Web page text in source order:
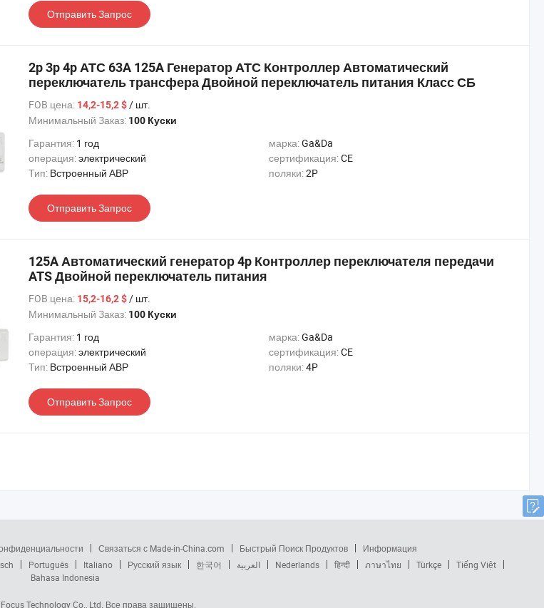
Отправить Запрос
2p 3p 4p АТС 63A 125A Генератор АТС Контроллер Автоматический
переключатель трансфера Двойной переключатель питания Класс СБ
FOB цена: 14,2-15,2 $/ шт.
Минимальный Заказ: 100 Куски
Гарантия: 1 год марка:Ga&Da
операция:электрический сертификация:CE
Тип: Встроенный АВР поляки:2P
Отправить Запрос
125A Автоматический генератор 4p Контроллер переключателя передачи
ATS Двойной переключатель питания
FOB цена: 15,2-16,2 $/ шт.
Минимальный Заказ: 100 Куски
Гарантия: 1 год марка:Ga&Da
операция:электрический сертификация:CE
Тип: Встроенный АВР поляки:4P
Отправить Запрос
Связаться с Made-in-China.com Быстрый Поиск Продуктов
Информация
Português Italiano Русский язык 한국어 العربية Nederlands हिन्दी ภาษาไทย Türkçe
Tiếng Việt
Bahasa Indonesia
Focus Technology Co., Ltd. Все права защищены.